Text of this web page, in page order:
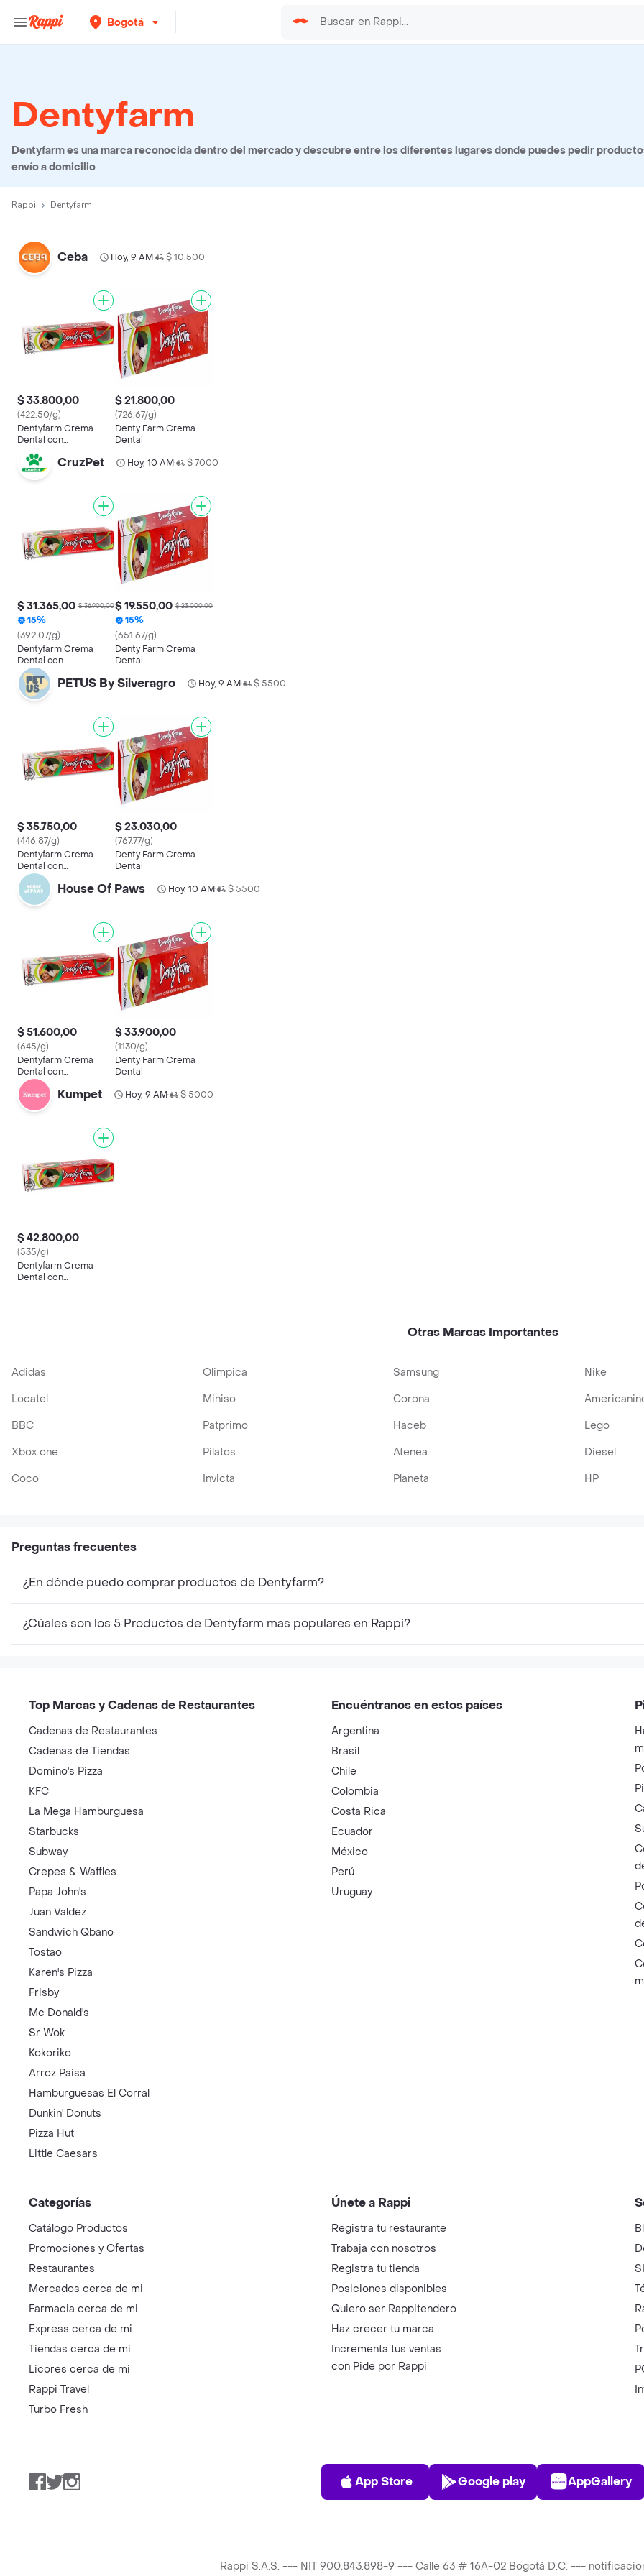
Bogotá
Dentyfarm
Dentyfarm es una marca reconocida dentro del mercado y descubre entre los diferentes lugares donde puedes pedir
envío a domicilio
Rappi Dentyfarm
Ceba Hoy, 9 AM• $ 10.500
$ 33.800,00
(422.50/g)
Dentyfarm Crema
Dental con
Clorhexidina para
Mascota
$ 21.800,00
(726.67/g)
Denty Farm Crema
Dental
CruzPet Hoy, 10 AM• $ 7000
$ 31.365,00 $ 36.900,00
15%
(392.07/g)
Dentyfarm Crema
Dental con
Clorhexidina para
Mascota
$ 19.550,00 $ 23.000,00
15%
(651.67/g)
Denty Farm Crema
Dental
PETUS By Silveragro Hoy, 9 AM• $ 5500
$ 35.750,00
(446.87/g)
Dentyfarm Crema
Dental con
Clorhexidina para
Mascota
$ 23.030,00
(767.77/g)
Denty Farm Crema
Dental
House Of Paws Hoy, 10 AM• $ 5500
$ 51.600,00
(645/g)
Dentyfarm Crema
Dental con
Clorhexidina para
Mascota
$ 33.900,00
(1130/g)
Denty Farm Crema
Dental
Kumpet Hoy, 9 AM• $ 5000
$ 42.800,00
(535/g)
Dentyfarm Crema
Dental con
Otras Marcas Importantes
Adidas Olimpica Samsung Nike
Locatel
Miniso Corona
BBC
Patprimo Haceb Lego
Xbox one
Pilatos Atenea Diesel
Coco
Invicta Planeta HP
Preguntas frecuentes
¿En dónde puedo comprar productos de Dentyfarm?
¿Cúales son los 5 Productos de Dentyfarm mas populares en Rappi?
Top Marcas y Cadenas de Restaurantes
Cadenas de Restaurantes
Cadenas de Tiendas
Domino's Pizza
KFC
La Mega Hamburguesa
Starbucks
Subway
Crepes & Waffles
Papa John's
Juan Valdez
Sandwich Qbano
Tostao
Karen's Pizza
Frisby
Mc Donald's
Sr Wok
Kokoriko
Arroz Paisa
Hamburguesas El Corral
Dunkin' Donuts
Pizza Hut
Little Caesars
Encuéntranos en estos países
Argentina
Brasil
Chile
Colombia
Costa Rica
Ecuador
México
Perú
Uruguay
Categorías
Catálogo Productos
Promociones y Ofertas
Restaurantes
Mercados cerca de mi
Farmacia cerca de mi
Express cerca de mi
Tiendas cerca de mi
Licores cerca de mi
Rappi Travel
Turbo Fresh
Únete a Rappi
Registra tu restaurante
Trabaja con nosotros
Registra tu tienda
Posiciones disponibles
Quiero ser Rappitendero
Haz crecer tu marca
Incrementa tus ventas
con Pide por Rappi
Facebook
TwitterInstagram
App Store
App Store
Play Store
Google play AppGallery
Rappi S.A.S. --- NIT 900.843.898-9 --- Calle 63 # 16A-02 Bogotá D.C. ---